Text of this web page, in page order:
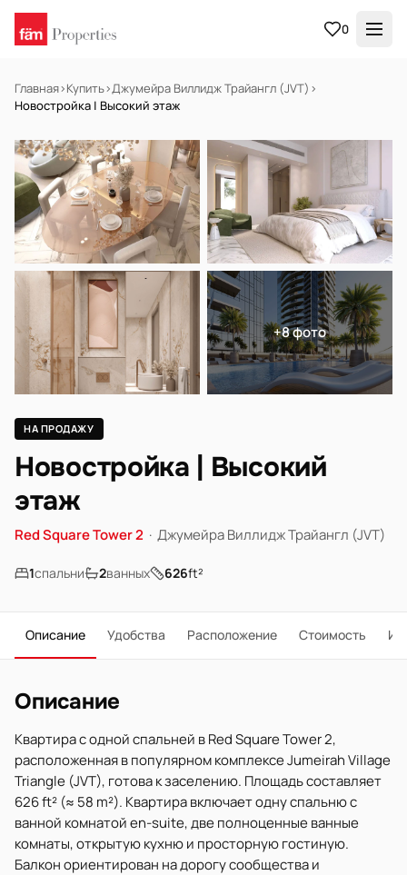
0
Главная›Купить›Джумейра Виллидж Трайангл (JVT) ›
Новостройка | Высокий этаж
НА ПРОДАЖУ Готов к заселению
+8 фото
НА ПРОДАЖУ
Новостройка | Высокий
этаж
Red Square Tower 2 · Джумейра Виллидж Трайангл (JVT)
1спальни 2ванных 626ft²
Описание Удобства Расположение Стоимость
Описание
Квартира с одной спальней в Red Square Tower 2,
расположенная в популярном комплексе Jumeirah Village
Triangle (JVT), готова к заселению. Площадь составляет
626 ft² (≈ 58 m²). Квартира включает одну спальню с
ванной комнатой en-suite, две полноценные ванные
комнаты, открытую кухню и просторную гостиную.
Балкон ориентирован на дорогу сообщества и